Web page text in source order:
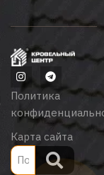
Политика
Карта сайта